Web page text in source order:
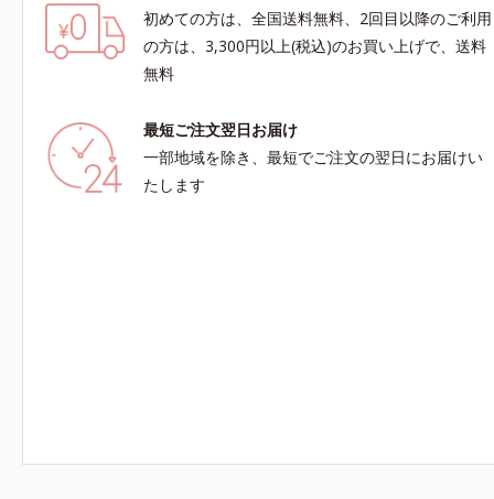
初めての方は、全国送料無料、2回目以降のご利用
の方は、3,300円以上(税込)のお買い上げで、送料
無料
最短ご注文翌日お届け
一部地域を除き、最短でご注文の翌日にお届けい
たします